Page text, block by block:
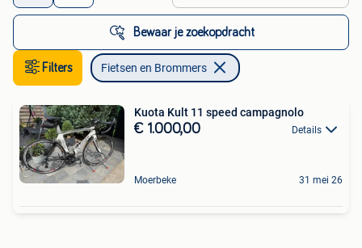
Bewaar je zoekopdracht
Filters Fietsen en Brommers
Kuota Kult 11 speed campagnolo
€ 1.000,00 Details
Moerbeke 31 mei 26